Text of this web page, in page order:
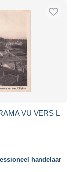
VU VERS L
handelaar